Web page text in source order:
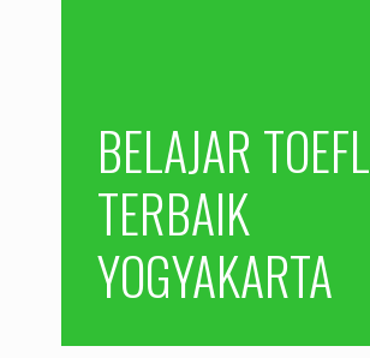
BELAJAR TOEFL
TERBAIK
YOGYAKARTA